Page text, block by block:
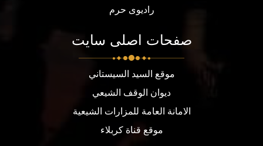
رادیوی حرم
صفحات اصلی سایت
موقع السيد السيستاني
ديوان الوقف الشيعي
الامانة العامة للمزارات الشيعية
موقع قناة كربلاء